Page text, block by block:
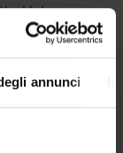
annunci
Univr app.